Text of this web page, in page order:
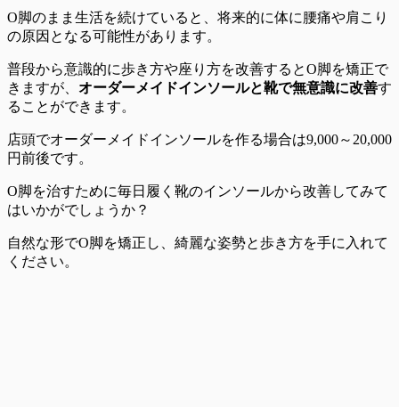
O脚のまま生活を続けていると、将来的に体に腰痛や肩こり
の原因となる可能性があります。
普段から意識的に歩き方や座り方を改善するとO脚を矯正で
きますが、 オーダーメイドインソールと靴で無意識に改善す
ることができます。
店頭でオーダーメイドインソールを作る場合は9,000～20,000
円前後です。
O脚を治すために毎日履く靴のインソールから改善してみて
はいかがでしょうか？
自然な形でO脚を矯正し、綺麗な姿勢と歩き方を手に入れて
ください。